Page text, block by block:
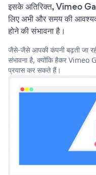
इसके अतिरिक्त, Vimeo
लिए अभी और समय की
होने की संभावना है।
जैसे-जैसे आपकी कंपनी बढ़ती जा
संभावना है, क्योंकि हैकर Vimeo
प्रयास कर सकते हैं।